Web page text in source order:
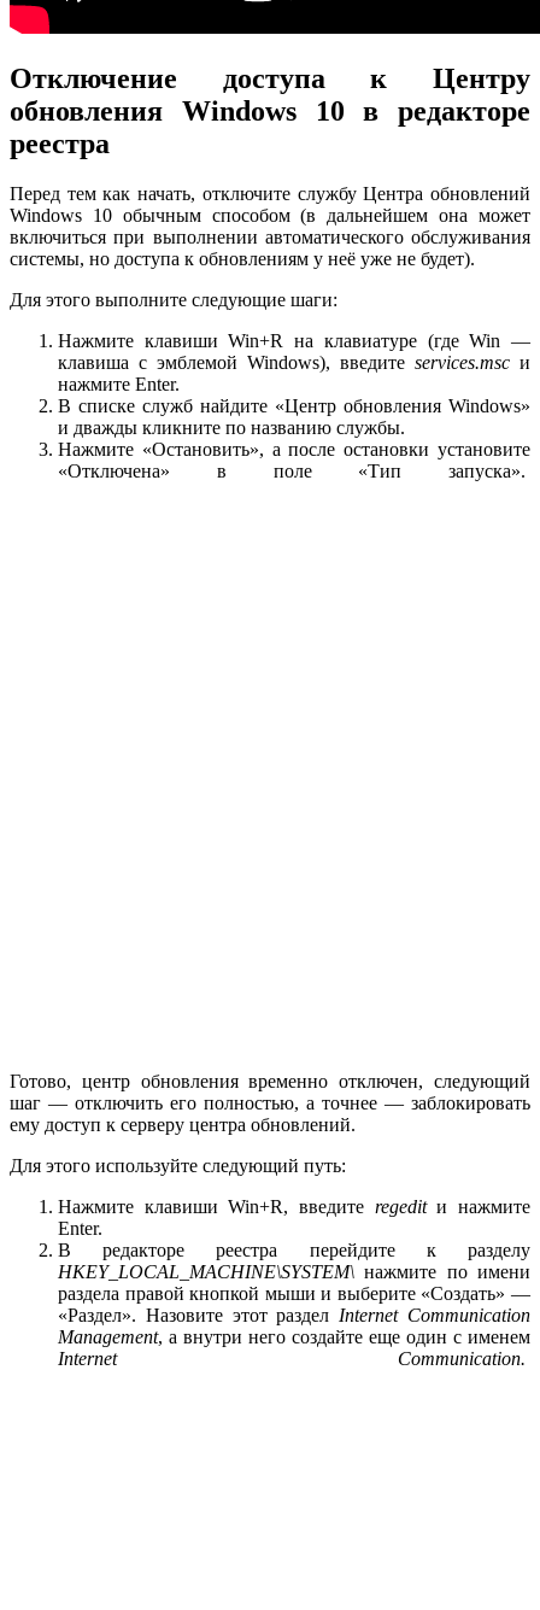
Отключение доступа к Центру
обновления Windows 10 в редакторе
реестра
Перед тем как начать, отключите службу Центра обновлений
Windows 10 обычным способом (в дальнейшем она может
включиться при выполнении автоматического обслуживания
системы, но доступа к обновлениям у неё уже не будет).
Для этого выполните следующие шаги:
Нажмите клавиши Win+R на клавиатуре (где Win —
клавиша с эмблемой Windows), введите services.msc и
нажмите Enter.
В списке служб найдите «Центр обновления Windows»
и дважды кликните по названию службы.
Нажмите «Остановить», а после остановки установите
«Отключена» в поле «Тип запуска».
Готово, центр обновления временно отключен, следующий
шаг — отключить его полностью, а точнее — заблокировать
ему доступ к серверу центра обновлений.
Для этого используйте следующий путь:
Нажмите клавиши Win+R, введите regeditи нажмите
Enter.
В редакторе реестра перейдите к разделу
HKEY_LOCAL_MACHINE\SYSTEM\ нажмите по имени
раздела правой кнопкой мыши и выберите «Создать» —
«Раздел». Назовите этот разделInternet Communication
Management, а внутри него создайте еще один с именем
Internet Communication.